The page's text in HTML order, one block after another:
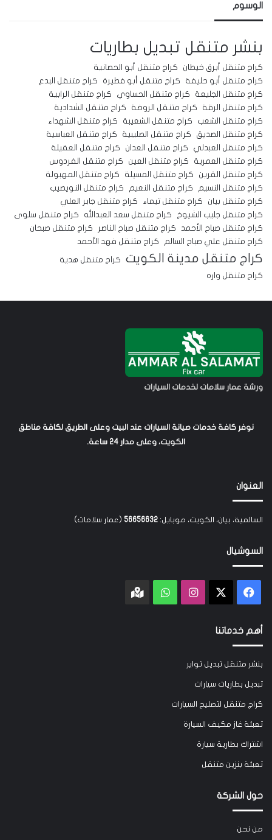
الوسوم
بنشر متنقل تبديل بطاريات
كراج متنقل أبرق خيطان
كراج متنقل أبو الحصانية
كراج متنقل أبو حليفة
كراج متنقل أبو فطيرة
كراج متنقل البدع
كراج متنقل الجليعة
كراج متنقل الحساوي
كراج متنقل الرابية
كراج متنقل الرقة
كراج متنقل الروضة
كراج متنقل الشدادية
كراج متنقل الشعب
كراج متنقل الشعيبة
كراج متنقل الشهداء
كراج متنقل الصديق
كراج متنقل الصليبية
كراج متنقل العباسية
كراج متنقل العبدلي
كراج متنقل العدان
كراج متنقل العقيلة
كراج متنقل العمرية
كراج متنقل العين
كراج متنقل الفردوس
كراج متنقل القرين
كراج متنقل المسيلة
كراج متنقل المهبولة
كراج متنقل النسيم
كراج متنقل النعيم
كراج متنقل النويصيب
كراج متنقل بيان
كراج متنقل تيماء
كراج متنقل جابر العلي
كراج متنقل جليب الشيوخ
كراج متنقل سعد العبدالله
كراج متنقل سلوى
كراج متنقل صباح الأحمد
كراج متنقل صباح الناصر
كراج متنقل صبحان
كراج متنقل علي صباح السالم
كراج متنقل فهد الأحمد
كراج متنقل مدينة الكويت
كراج متنقل هدية
كراج متنقل واره
ورشة عمار سلامات لخدمات السيارات
نوفر كافة خدمات صيانة السيارات عند البيت وعلى الطريق لكافة مناطق
الكويت، وعلى مدار 24 ساعة.
العنوان
السالمية، بيان، الكويت، موبايل: 56656632 (عمار سلامات)
السوشيال
فيسبوك انستقرامواتسابGoogle
أهم خدماتنا
بنشر متنقل تبديل تواير
تبديل بطاريات سيارات
كراج متنقل لتصليح السيارات
تعبئة غاز مكيف السيارة
اشتراك بطارية سيارة
تعبئة بنزين متنقل
حول الشركة
من نحن